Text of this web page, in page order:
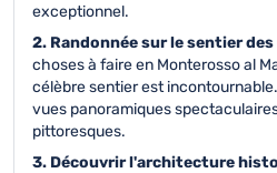
exceptionnel.
2. Randonnée sur le sentier des
choses à faire en Monterosso al
célèbre sentier est
vues panoramiques
pittoresques.
3. Découvrir l'architecture